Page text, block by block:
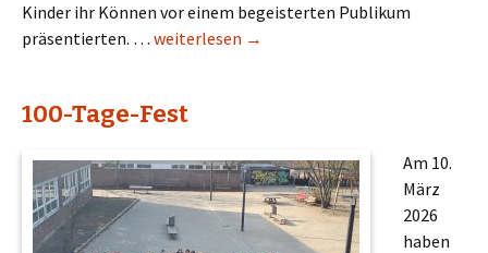
Kinder ihr Können vor einem begeisterten Publikum
präsentierten. … Zirkusprojekt der 2. Klassen
weiterlesen →
100-Tage-Fest
Am 10.
März
2026
haben